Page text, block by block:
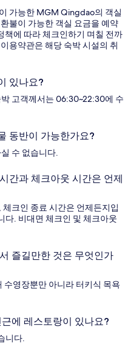
가능한 MGM Qingdao의 객실
불이 가능한 객실 요금을 예약
책에 따라 체크인하기 며칠 전까
용약관은 해당 숙박 시설의 취
있나요?
고객께서는 06:30~22:30에 수
동반이 가능한가요?
수 없습니다.
간과 체크아웃 시간은 언제
크인 종료 시간은 언제든지입
다. 비대면 체크인 및 체크아웃
즐길만한 것은 무엇인가
영장뿐만 아니라 터키식 목욕
에 레스토랑이 있나요?
니다.